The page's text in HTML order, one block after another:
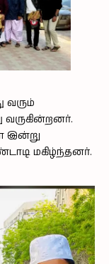
வரும்
வருகின்றனர்.
இன்று
மகிழ்ந்தனர்.